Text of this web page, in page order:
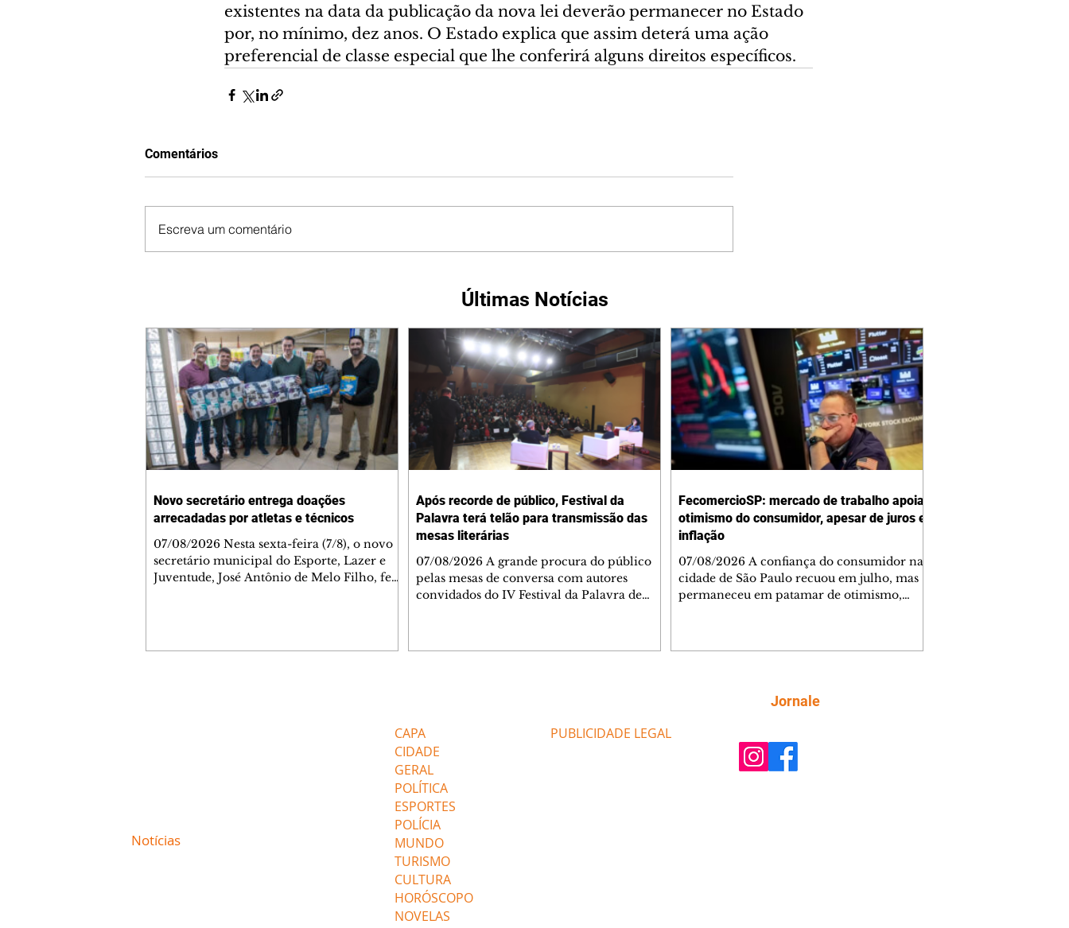
existentes na data da publicação da nova lei deverão permanecer no Estado
por, no mínimo, dez anos. O Estado explica que assim deterá uma ação
preferencial de classe especial que lhe conferirá alguns direitos específicos.
Comentários
Escreva um comentário
Últimas Notícias
Novo secretário entrega doações
arrecadadas por atletas e técnicos
07/08/2026 Nesta sexta-feira (7/8), o novo
secretário municipal do Esporte, Lazer e
Juventude, José Antônio de Melo Filho, fez
Após recorde de público, Festival da
Palavra terá telão para transmissão das
mesas literárias
07/08/2026 A grande procura do público
pelas mesas de conversa com autores
convidados do IV Festival da Palavra de
a programação. A medida foi adotada
depois que o Teatro do Memorial, com
capacidade pa
FecomercioSP: mercado de trabalho apoia
otimismo do consumidor, apesar de juros e
inflação
07/08/2026 A confiança do consumidor na
cidade de São Paulo recuou em julho, mas
permaneceu em patamar de otimismo,
mais criteriosa nas decisões de compra,
(FecomercioSP). O Índice de Confiança do
Notícias
CAPA
CIDADE
GERAL
POLÍTICA
ESPORTES
POLÍCIA
MUNDO
TURISMO
CULTURA
HORÓSCOPO
NOVELAS
PUBLICIDADE LEGAL
Jornale